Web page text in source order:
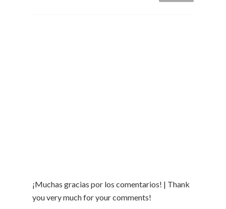
¡Muchas gracias por los comentarios! | Thank
you very much for your comments!